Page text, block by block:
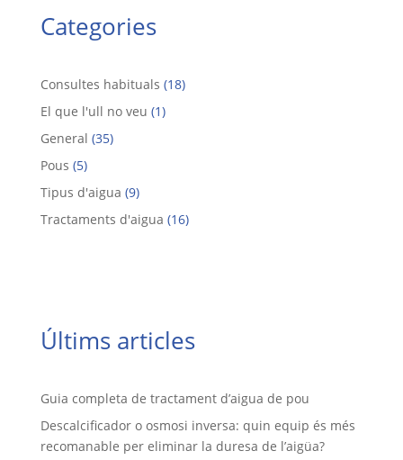
Categories
Consultes habituals (18)
El que l'ull no veu (1)
General (35)
Pous (5)
Tipus d'aigua (9)
Tractaments d'aigua (16)
Últims articles
Guia completa de tractament d’aigua de pou
Descalcificador o osmosi inversa: quin equip és més
recomanable per eliminar la duresa de l’aigüa?